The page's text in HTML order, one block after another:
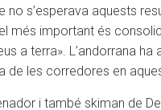
no s’esperava aquests
més important és
a terra». L’andorrana
de les corredores en
i també skiman de